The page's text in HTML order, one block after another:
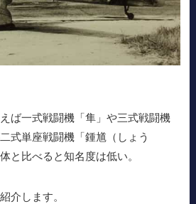
ば一式戦闘機「隼」や三式戦闘機
式単座戦闘機「鍾馗（しょう
と比べると知名度は低い。
介します。